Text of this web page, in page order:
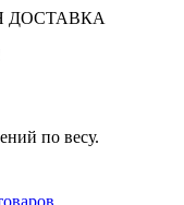
ДОСТАВКА
по весу.